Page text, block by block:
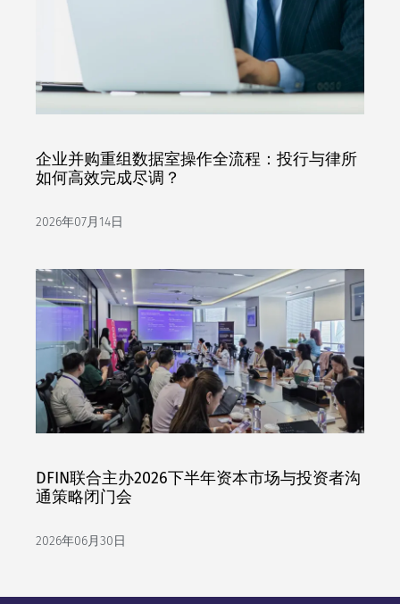
企业并购重组数据室操作全流程：投行与律所
如何高效完成尽调？
2026年07月14日
DFIN联合主办2026下半年资本市场与投资者沟
通策略闭门会
2026年06月30日